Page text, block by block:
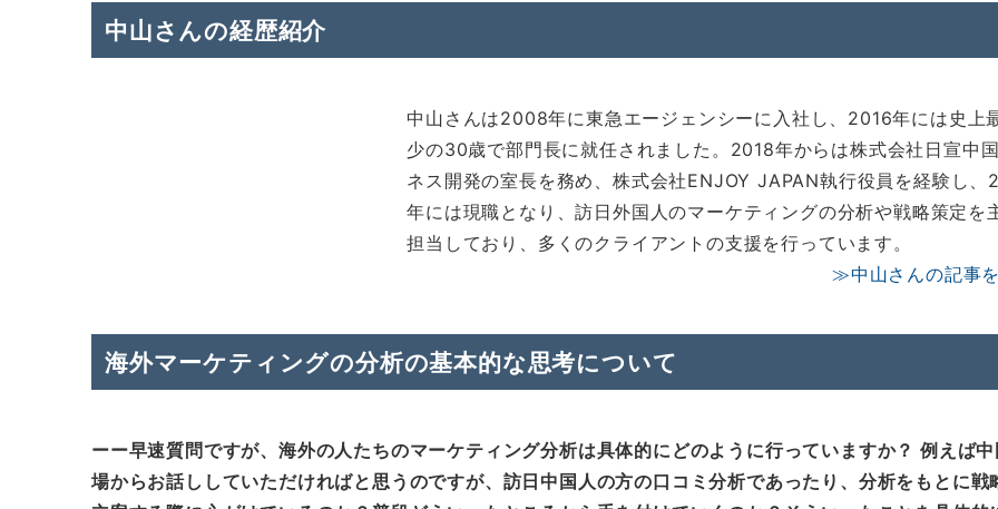
中山さんの経歴紹介
中山さんは2008年に東急エージェンシーに入社し、2016年には史上
少の30歳で部門長に就任されました。2018年からは株式会社日宣中
ネス開発の室長を務め、株式会社ENJOY JAPAN執行役員を経験し、
年には現職となり、訪日外国人のマーケティングの分析や戦略策定を
担当しており、多くのクライアントの支援を行っています。
≫中山さんの記事
海外マーケティングの分析の基本的な思考について
ーー早速質問ですが、海外の人たちのマーケティング分析は具体的にどのように行っていますか？ 例えば
場からお話ししていただければと思うのですが、訪日中国人の方の口コミ分析であったり、分析をもとに戦